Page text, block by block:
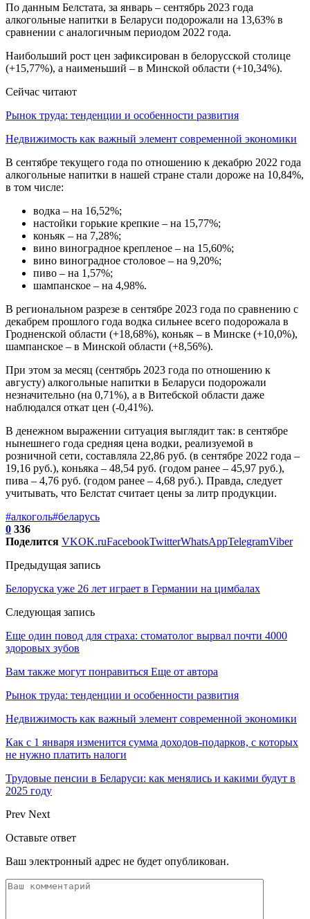
По данным Белстата, за январь – сентябрь 2023 года
алкогольные напитки в Беларуси подорожали на 13,63% в
сравнении с аналогичным периодом 2022 года.
Наибольший рост цен зафиксирован в белорусской столице
(+15,77%), а наименьший – в Минской области (+10,34%).
Сейчас читают
Рынок труда: тенденции и особенности развития
Недвижимость как важный элемент современной экономики
В сентябре текущего года по отношению к декабрю 2022 года
алкогольные напитки в нашей стране стали дороже на 10,84%,
в том числе:
водка – на 16,52%;
настойки горькие крепкие – на 15,77%;
коньяк – на 7,28%;
вино виноградное крепленое – на 15,60%;
вино виноградное столовое – на 9,20%;
пиво – на 1,57%;
шампанское – на 4,98%.
В региональном разрезе в сентябре 2023 года по сравнению с
декабрем прошлого года водка сильнее всего подорожала в
Гродненской области (+18,68%), коньяк – в Минске (+10,0%),
шампанское – в Минской области (+8,56%).
При этом за месяц (сентябрь 2023 года по отношению к
августу) алкогольные напитки в Беларуси подорожали
незначительно (на 0,71%), а в Витебской области даже
наблюдался откат цен (-0,41%).
В денежном выражении ситуация выглядит так: в сентябре
нынешнего года средняя цена водки, реализуемой в
розничной сети, составляла 22,86 руб. (в сентябре 2022 года –
19,16 руб.), коньяка – 48,54 руб. (годом ранее – 45,97 руб.),
пива – 4,76 руб. (годом ранее – 4,68 руб.). Правда, следует
учитывать, что Белстат считает цены за литр продукции.
#алкоголь#беларусь
0 336
Поделится VKOK.ruFacebookTwitterWhatsAppTelegramViber
Предыдущая запись
Белоруска уже 26 лет играет в Германии на цимбалах
Следующая запись
Еще один повод для страха: стоматолог вырвал почти 4000
здоровых зубов
Вам также могут понравиться Еще от автора
Рынок труда: тенденции и особенности развития
Недвижимость как важный элемент современной экономики
Как с 1 января изменится сумма доходов-подарков, с которых
не нужно платить налоги
Трудовые пенсии в Беларуси: как менялись и какими будут в
2025 году
Prev Next
Оставьте ответ
Ваш электронный адрес не будет опубликован.